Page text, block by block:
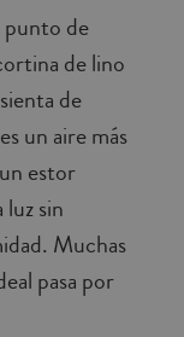
punto de
de lino
de
un aire más
estor
luz sin
Muchas
pasa por